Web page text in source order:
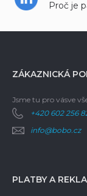
Proč je
ZÁKAZNICKÁ
Jsme tu pro vásve
+420 602 256
info@bobo.cz
PLATBY A